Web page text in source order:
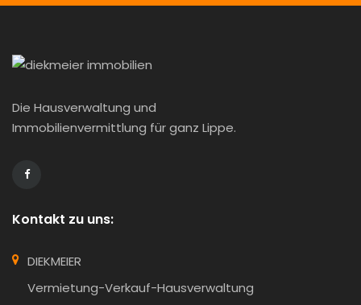
Die Hausverwaltung und
Immobilienvermittlung für ganz Lippe.
Kontakt zu uns:
DIEKMEIER
Vermietung-Verkauf-Hausverwaltung